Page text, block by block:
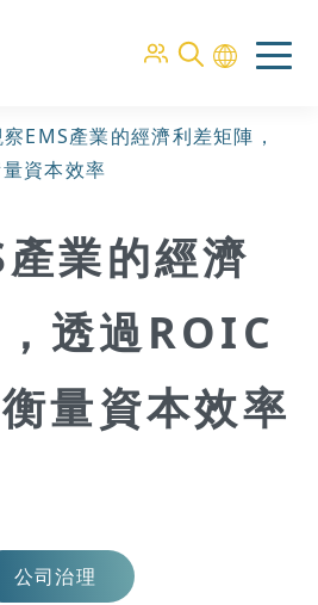
EMS產業的經濟利差矩陣，
資本效率
業的經濟
透過ROIC
量資本效率
公司治理